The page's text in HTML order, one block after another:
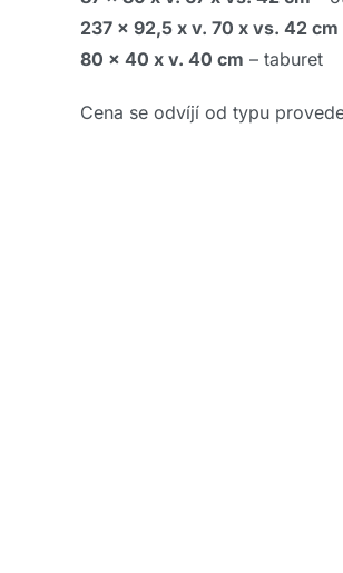
237 x 92,5 x v. 70 x vs. 42 cm
80 x 40 x v. 40 cm – taburet
Cena se odvíjí od typu